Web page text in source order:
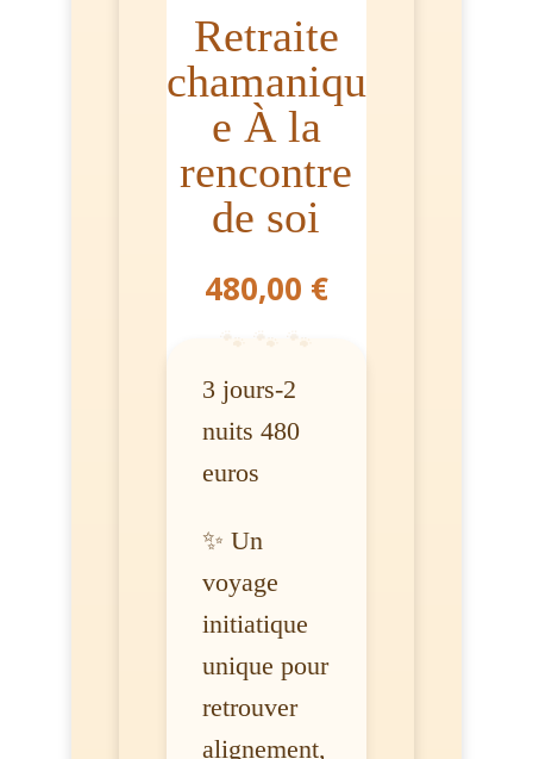
Retraite
chamaniqu
e À la
rencontre
de soi
480,00 €
3 jours-2
nuits 480
euros
✨ Un
voyage
initiatique
unique pour
retrouver
alignement,